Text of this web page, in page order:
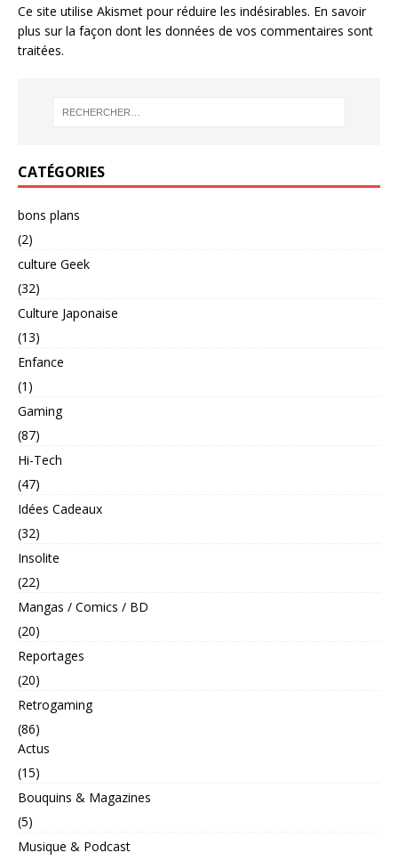
Ce site utilise Akismet pour réduire les indésirables. En savoir
plus sur la façon dont les données de vos commentaires sont
traitées.
CATÉGORIES
bons plans
(2)
culture Geek
(32)
Culture Japonaise
(13)
Enfance
(1)
Gaming
(87)
Hi-Tech
(47)
Idées Cadeaux
(32)
Insolite
(22)
Mangas / Comics / BD
(20)
Reportages
(20)
Retrogaming
(86)
Actus
(15)
Bouquins & Magazines
(5)
Musique & Podcast